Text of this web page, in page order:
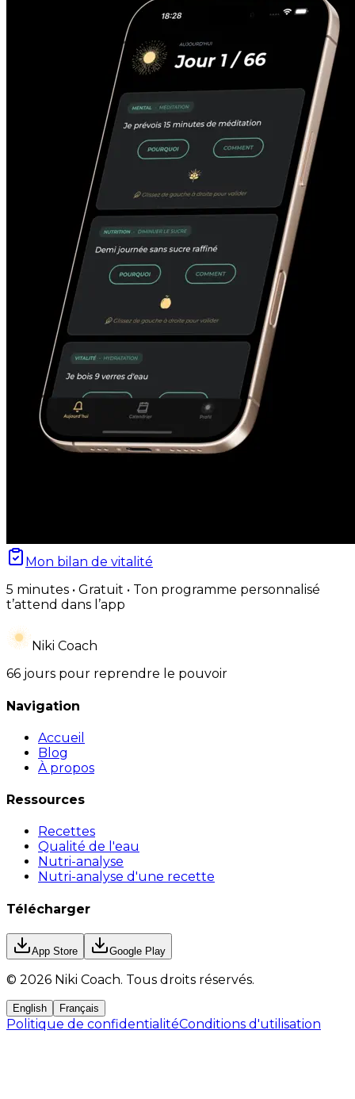
Mon bilan de vitalité
5 minutes • Gratuit • Ton programme personnalisé
t’attend dans l’app
Niki Coach
66 jours pour reprendre le pouvoir
Navigation
Accueil
Blog
À propos
Ressources
Recettes
Qualité de l'eau
Nutri-analyse
Nutri-analyse d'une recette
Télécharger
App Store Google Play
© 2026 Niki Coach. Tous droits réservés.
English Français
Politique de confidentialitéConditions d'utilisation